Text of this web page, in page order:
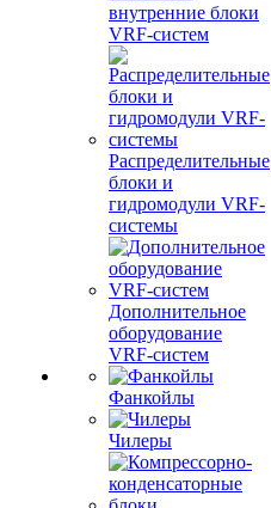
внутренние блоки
VRF-систем
Распределительные
блоки и
гидромодули VRF-
системы
Дополнительное
оборудование
VRF-систем
Фанкойлы
Чилеры